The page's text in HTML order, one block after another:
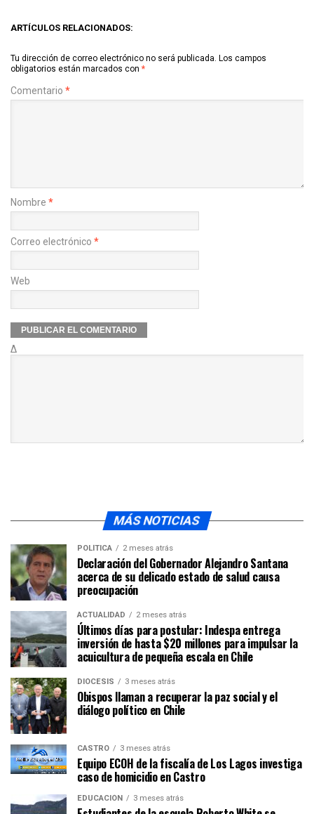
ARTÍCULOS RELACIONADOS:
Tu dirección de correo electrónico no será publicada. Los campos
obligatorios están marcados con *
Comentario *
Nombre *
Correo electrónico *
Web
Δ
MÁS NOTICIAS
POLÍTICA 2 meses atrás
Declaración del Gobernador Alejandro Santana
acerca de su delicado estado de salud causa
preocupación
ACTUALIDAD 2 meses atrás
Últimos días para postular: Indespa entrega
inversión de hasta $20 millones para impulsar la
acuicultura de pequeña escala en Chile
DIÓCESIS 3 meses atrás
Obispos llaman a recuperar la paz social y el
diálogo político en Chile
CASTRO 3 meses atrás
Equipo ECOH de la fiscalía de Los Lagos investiga
caso de homicidio en Castro
EDUCACIÓN 3 meses atrás